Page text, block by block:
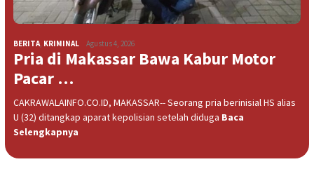
BERITA, KRIMINAL Agustus 4, 2026
Pria di Makassar Bawa Kabur Motor
Pacar …
CAKRAWALAINFO.CO.ID, MAKASSAR-- Seorang pria berinisial HS alias
U (32) ditangkap aparat kepolisian setelah diduga Baca
Selengkapnya